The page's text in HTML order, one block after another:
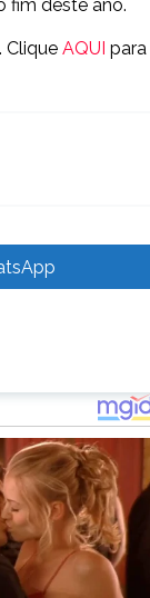
fim deste ano.
Clique AQUI para